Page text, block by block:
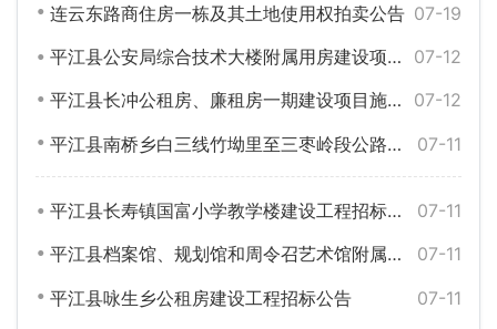
07-19
连云东路商住房一栋及其土地使用权拍卖公告
07-12
平江县公安局综合技术大楼附属用房建设项目施工监理服务
07-12
平江县长冲公租房、廉租房一期建设项目施工监理服务
07-11
平江县南桥乡白三线竹坳里至三枣岭段公路改建二期路面工程招标公告
07-11
平江县长寿镇国富小学教学楼建设工程招标公告
07-11
平江县档案馆、规划馆和周令召艺术馆附属工程施工项目招标公告
07-11
平江县咏生乡公租房建设工程招标公告